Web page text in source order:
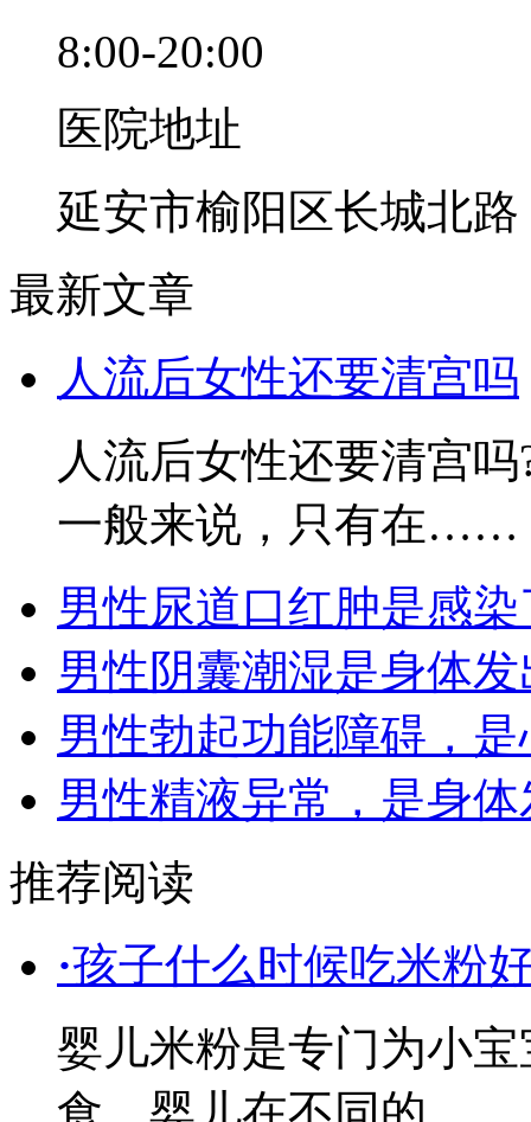
8:00-20:00
医院地址
延安市榆阳区长城北路
最新文章
人流后女性还要清宫吗
人流后女性还要清宫
一般来说，只有在……
男性尿道口红肿是感
男性阴囊潮湿是身体
男性勃起功能障碍，
男性精液异常，是身
推荐阅读
·孩子什么时候吃米粉
婴儿米粉是专门为小
食，婴儿在不同的……